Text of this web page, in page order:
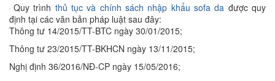
Quy trình thủ tục và chính sách nhập khẩu sofa da được quy
định tại các văn bản pháp luật sau đây:
Thông tư 14/2015/TT-BTC ngày 30/01/2015;
Thông tư 23/2015/TT-BKHCN ngày 13/11/2015;
Nghị định 36/2016/NĐ-CP ngày 15/05/2016;